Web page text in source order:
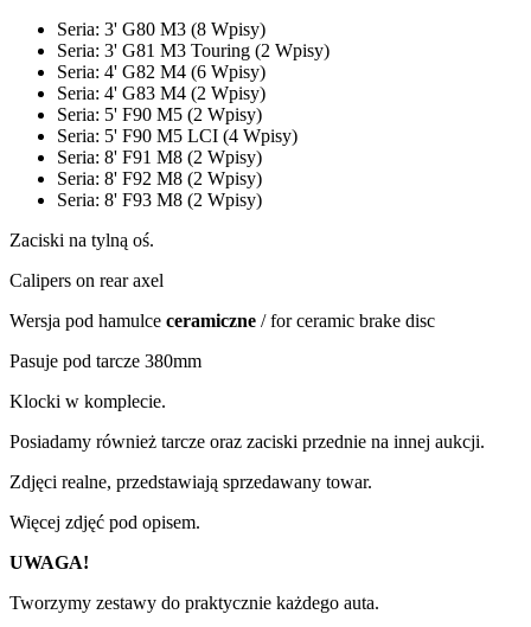
Seria: 3' G80 M3 (8 Wpisy)
Seria: 3' G81 M3 Touring (2 Wpisy)
Seria: 4' G82 M4 (6 Wpisy)
Seria: 4' G83 M4 (2 Wpisy)
Seria: 5' F90 M5 (2 Wpisy)
Seria: 5' F90 M5 LCI (4 Wpisy)
Seria: 8' F91 M8 (2 Wpisy)
Seria: 8' F92 M8 (2 Wpisy)
Seria: 8' F93 M8 (2 Wpisy)
Zaciski na tylną oś.
Calipers on rear axel
Wersja pod hamulce ceramiczne / for ceramic brake disc
Pasuje pod tarcze 380mm
Klocki w komplecie.
Posiadamy również tarcze oraz zaciski przednie na innej aukcji.
Zdjęci realne, przedstawiają sprzedawany towar.
Więcej zdjęć pod opisem.
UWAGA!
Tworzymy zestawy do praktycznie każdego auta.